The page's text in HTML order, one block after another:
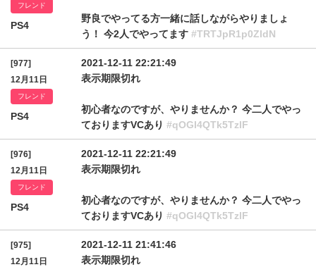
フレンド
PS4
野良でやってる方一緒に話しながらやりましょ
う！ 今2人でやってます #TRTJpR1p0ZldN
[977]
12月11日
フレンド
PS4
2021-12-11 22:21:49
表示期限切れ
初心者なのですが、やりませんか？ 今二人でやっ
ておりますVCあり #qOGI4QTk5TzlF
[976]
12月11日
フレンド
PS4
2021-12-11 22:21:49
表示期限切れ
初心者なのですが、やりませんか？ 今二人でやっ
ておりますVCあり #qOGI4QTk5TzlF
[975]
12月11日
2021-12-11 21:41:46
表示期限切れ